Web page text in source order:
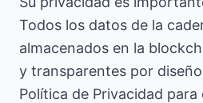
Todos los datos de la
almacenados en la
y transparentes por
Política de Privacidad